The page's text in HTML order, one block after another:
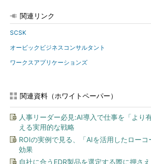
関連リンク
SCSK
オービックビジネスコンサルタント
ワークスアプリケーションズ
関連資料（ホワイトペーパー）
人事リーダー必見:AI導入で仕事を「より
える実用的な戦略
ROIの実例で見る、「AIを活用したロー
効果
自社に合うEDR製品を選定する際に押さ